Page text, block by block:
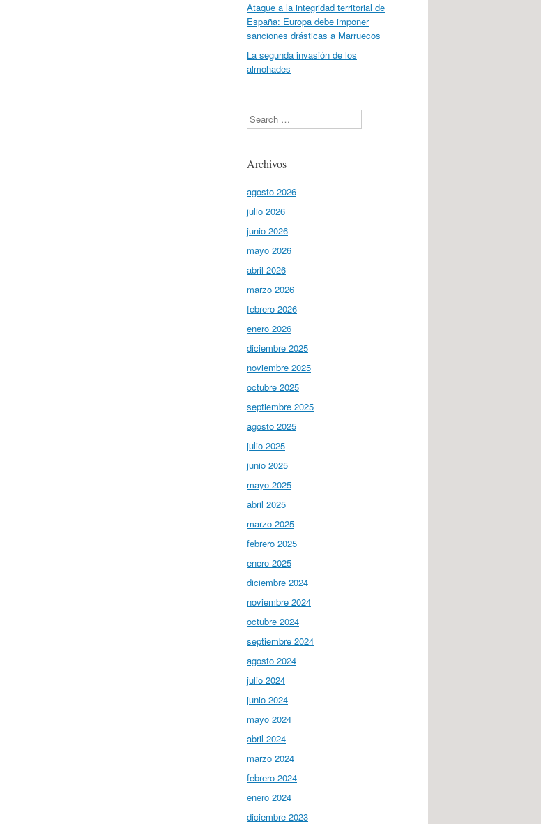
Ataque a la integridad territorial de
España: Europa debe imponer
sanciones drásticas a Marruecos
La segunda invasión de los
almohades
Search
Archivos
agosto 2026
julio 2026
junio 2026
mayo 2026
abril 2026
marzo 2026
febrero 2026
enero 2026
diciembre 2025
noviembre 2025
octubre 2025
septiembre 2025
agosto 2025
julio 2025
junio 2025
mayo 2025
abril 2025
marzo 2025
febrero 2025
enero 2025
diciembre 2024
noviembre 2024
octubre 2024
septiembre 2024
agosto 2024
julio 2024
junio 2024
mayo 2024
abril 2024
marzo 2024
febrero 2024
enero 2024
diciembre 2023